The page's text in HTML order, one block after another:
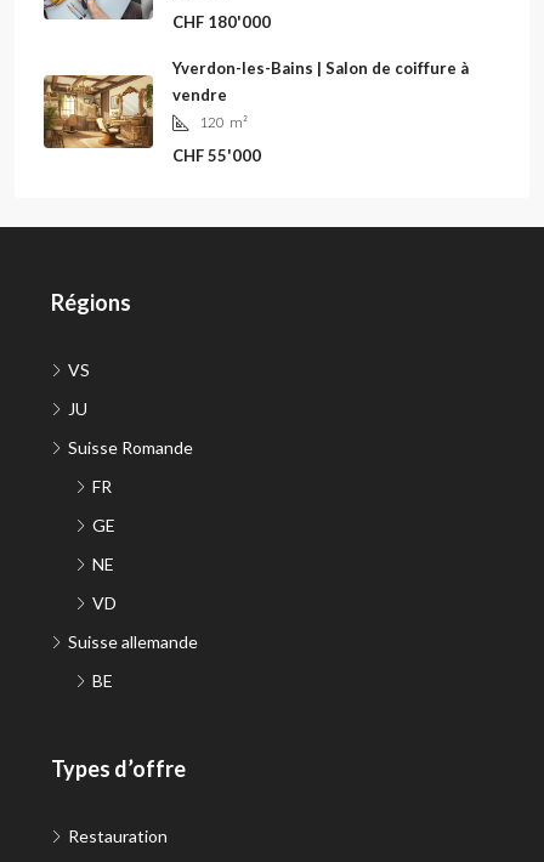
CHF 180'000
Yverdon-les-Bains | Salon de coiffure à
vendre
120 m²
CHF 55'000
Régions
VS
JU
Suisse Romande
FR
GE
NE
VD
Suisse allemande
BE
Types d’offre
Restauration